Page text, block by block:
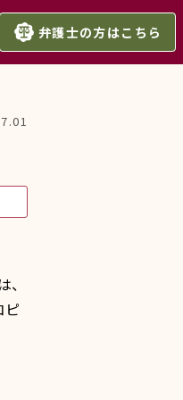
弁護士の方はこちら
ピ